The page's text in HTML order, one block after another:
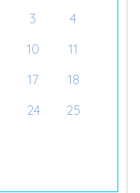
3
4
10
11
17
18
24
25